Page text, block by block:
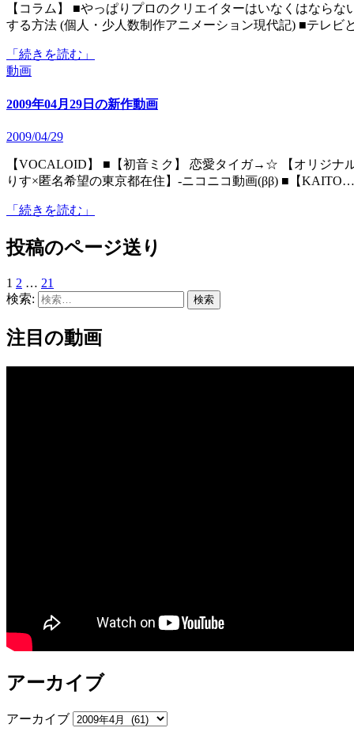
【コラム】 ■やっぱりプロのクリエイターはいなくはならないって (rebamakiの日記) ■「地デジカ」の二次創作を回避
する方法 (個人・少人数制作アニメーション現代記) ■テレビ
「続きを読む」
動画
2009年04月29日の新作動画
2009/04/29
【VOCALOID】 ■【初音ミク】 恋愛タイガ→☆ 【オリジナル曲】‐ニコニコ動画(ββ) ■【初音ミク】「Survivor」【ぼか
りす×匿名希望の東京都在住】‐ニコニコ動画(ββ) ■【KAITO…
「続きを読む」
投稿のページ送り
1 2 … 21
検索:
注目の動画
アーカイブ
アーカイブ